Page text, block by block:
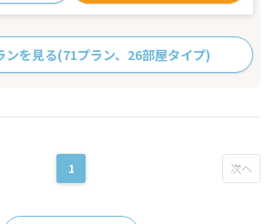
ンを見る(71プラン、26部屋タイプ)
1